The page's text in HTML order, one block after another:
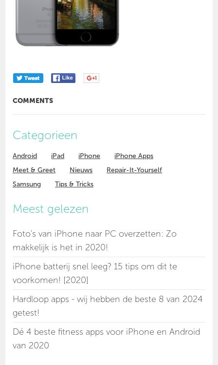
COMMENTS
Categorieen
Android iPad iPhone
iPhone Apps
Meet & Greet
Nieuws
Repair-It-Yourself
Samsung
Tips & Tricks
Meest gelezen
Foto's van iPhone naar PC overzetten: Zo
makkelijk is het in 2020!
iPhone batterij snel leeg? 15 tips om dit te
voorkomen! [2020]
Hardloop apps - wij hebben de beste 8 van 2024
getest!
Dé 4 beste fitness apps voor iPhone en Android
van 2020